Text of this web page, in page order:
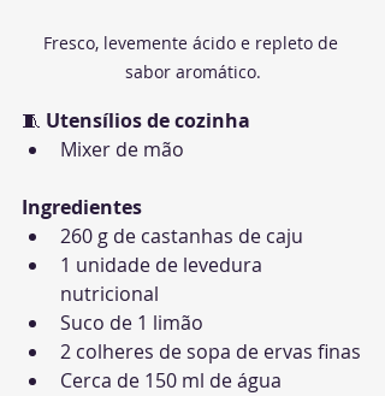
Fresco, levemente ácido e repleto de
sabor aromático.
🧵 Utensílios de cozinha
Mixer de mão
Ingredientes
260 g de castanhas de caju
1 unidade de levedura
nutricional
Suco de 1 limão
2 colheres de sopa de ervas finas
Cerca de 150 ml de água